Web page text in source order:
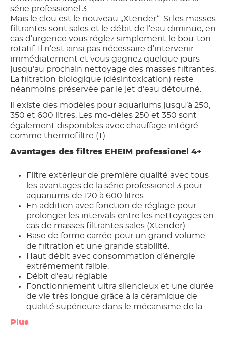
série professionel 3.
Mais le clou est le nouveau „Xtender“. Si les masses
filtrantes sont sales et le débit de l’eau diminue, en
cas d’urgence vous réglez simplement le bou-ton
rotatif. Il n’est ainsi pas nécessaire d’intervenir
immédiatement et vous gagnez quelque jours
jusqu’au prochain nettoyage des masses filtrantes.
La filtration biologique (désintoxication) reste
néanmoins préservée par le jet d’eau détourné.
Il existe des modèles pour aquariums jusqu’à 250,
350 et 600 litres. Les mo-dèles 250 et 350 sont
également disponibles avec chauffage intégré
comme thermofiltre (T).
Avantages des filtres EHEIM professionel 4+
Filtre extérieur de première qualité avec tous
les avantages de la série professionel 3 pour
aquariums de 120 à 600 litres.
En addition avec fonction de réglage pour
prolonger les intervals entre les nettoyages en
cas de masses filtrantes sales (Xtender).
Base de forme carrée pour un grand volume
de filtration et une grande stabilité.
Haut débit avec consommation d’énergie
extrêmement faible.
Débit d’eau réglable
Fonctionnement ultra silencieux et une durée
de vie très longue grâce à la céramique de
qualité supérieure dans le mécanisme de la
Système d’amorçage intégré pour un
Plus